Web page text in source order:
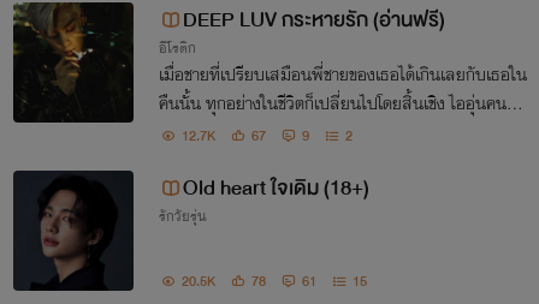
DEEP LUV กระหายรัก (อ่านฟรี)
อีโรติก
เมื่อชายที่เปรียบเสมือนพี่ชายของเธอได้เกินเลยกับเธอใน
คืนนั้น ทุกอย่างในชีวิตก็เปลี่ยนไปโดยสิ้นเชิง ไออุ่นคนนี้จ
ะเอาชีวิตรอดจากผู้ชายคนนั้นไปได้อย่างไรกัน!!
12.7K 67 9 2
Old heart ใจเดิม (18+)
รักวัยรุ่น
20.5K 78 61 15